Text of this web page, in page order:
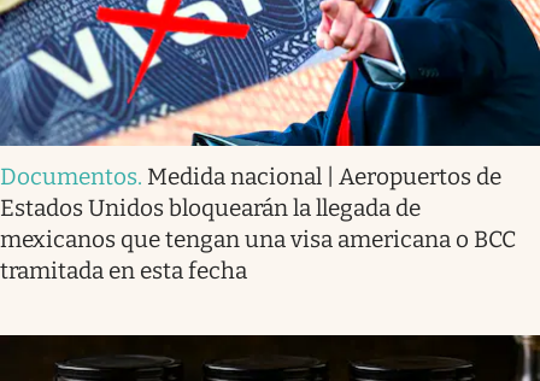
Documentos. Medida nacional | Aeropuertos de
Estados Unidos bloquearán la llegada de
mexicanos que tengan una visa americana o BCC
tramitada en esta fecha